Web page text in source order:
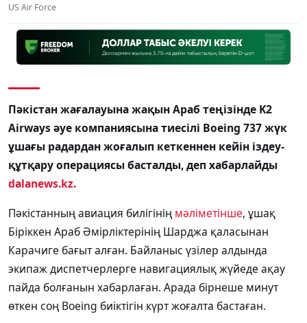
US Air Force
Пәкістан жағалауына жақын Араб теңізінде K2
Airways әуе компаниясына тиесілі Boeing 737 жүк
ұшағы радардан жоғалып кеткеннен кейін іздеу-
құтқару операциясы басталды, деп хабарлайды
dalanews.kz.
Пәкістанның авиация билігінің мәліметінше, ұшақ
Біріккен Араб Әмірліктерінің Шарджа қаласынан
Карачиге бағыт алған. Байланыс үзілер алдында
экипаж диспетчерлерге навигациялық жүйеде ақау
пайда болғанын хабарлаған. Арада бірнеше минут
өткен соң Boeing биіктігін күрт жоғалта бастаған.